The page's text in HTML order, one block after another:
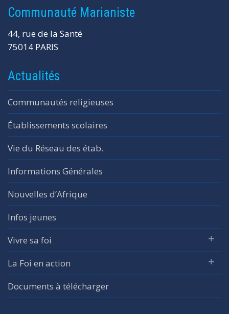
Communauté Marianiste
44, rue de la Santé
75014 PARIS
Actualités
Communautés religieuses
Établissements scolaires
Vie du Réseau des étab.
Informations Générales
Nouvelles d’Afrique
Infos jeunes
Vivre sa foi
La Foi en action
Documents à télécharger